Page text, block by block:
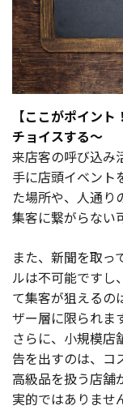
【ここがポイン
チョイスする～
来店客の呼び込み
手に店頭イベント
た場所や、人通り
集客に繋がらない
また、新聞を取っ
ルは不可能ですし
て集客が狙えるの
ザー層に限られま
さらに、小規模店
告を出すのは、コ
高級品を扱う店舗
実的ではありませ